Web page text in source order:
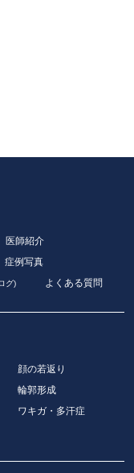
医師紹介
症例写真
グ) よくある質問
顔の若返り
輪郭形成
ワキガ・多汗症